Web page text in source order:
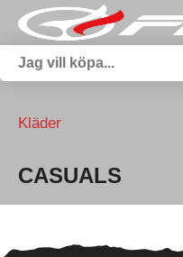
Kläder
CASUALS